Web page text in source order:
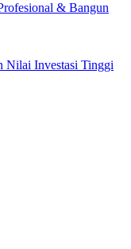
& Bangun
Nilai Investasi Tinggi